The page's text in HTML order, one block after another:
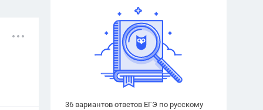
36 вариантов ответов ЕГЭ по русскому